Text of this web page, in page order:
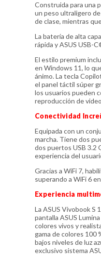
Construida para una
un peso ultraligero
de clase, mientras
La batería de alta
rápida y ASUS USB-
El estilo premium
en Windows 11, lo
ánimo. La tecla
el panel táctil súper
los usuarios pueden
reproducción de
Conectividad
Equipada con un
marcha. Tiene dos
dos puertos USB 3.2
experiencia del
Gracias a WiFi 7,
superando a WiFi 6
Experiencia
La ASUS Vivobook S
pantalla ASUS
colores vivos y
gama de colores 100
bajos niveles de luz
exclusivo sistema